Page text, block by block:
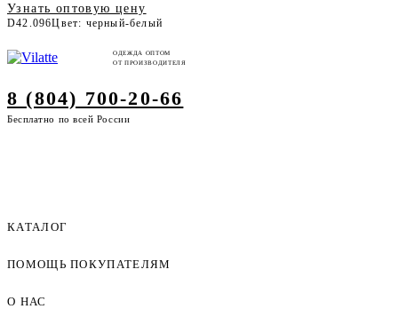
Узнать оптовую цену
D42.096Цвет: черный-белый
ОДЕЖДА ОПТОМ
ОТ ПРОИЗВОДИТЕЛЯ
8 (804) 700-20-66
Бесплатно по всей России
КАТАЛОГ
Женская одежда оптом
Мужская одежда оптом
ПОМОЩЬ ПОКУПАТЕЛЯМ
О НАС